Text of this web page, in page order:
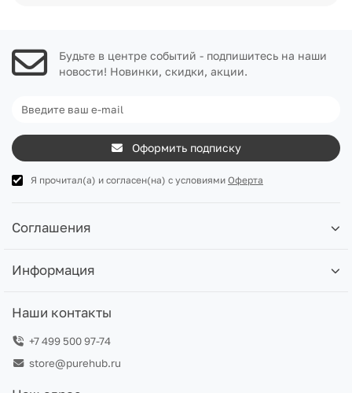
Будьте в центре событий - подпишитесь на наши
новости! Новинки, скидки, акции.
Оформить подписку
Я прочитал(а) и согласен(на) с условиями Оферта
Соглашения
Информация
Наши контакты
+7 499 500 97-74
store@purehub.ru